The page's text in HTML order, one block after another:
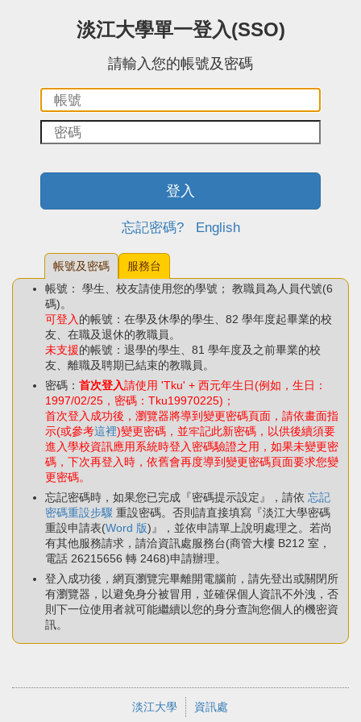
淡江大學單一登入(SSO)
請輸入您的帳號及密碼
碼：
登入
忘記密碼? English
帳號及密碼
服務台
帳號： 學生、校友請使用您的學號； 教職員為人員代號(6
碼)。
可登入 的帳號：在學及休學的學生、82 學年度起畢業的校
友、在職及退休的教職員。
未支援的帳號：退學的學生、81 學年度及之前畢業的校
友、離職及聘期已結束的教職員。
密碼： 首次登入請使用 'Tku' + 西元年生日(例如，生日：
1997/02/25，密碼：Tku19970225)；
首次登入成功後，瀏覽器將導到變更密碼頁面，請依畫面指
示(或參考這裡)變更密碼，並牢記此新密碼，以供後續須要
進入學校資訊應用系統時登入密碼驗證之用，如果未變更密
碼，下次再登入時，依舊會再度導到變更密碼頁面要求您變
更密碼。
忘記密碼時，如果您已完成『密碼提示設定』，請依 忘記
密碼重設步驟 重設密碼。否則請直接填寫『淡江大學密碼
重設申請表(Word 版)』，並依申請單上說明處理之。若尚
有其他服務請求，請洽資訊處服務台(商管大樓 B212 室，
電話 26215656 轉 2468)申請辦理。
登入成功後，網頁瀏覽完畢離開電腦前，請先登出或關閉所
有瀏覽器，以避免身分被冒用，並確保個人資訊不外洩，否
則下一位使用者就可能繼續以您的身分查詢您個人的機密資
訊。
淡江大學 資訊處